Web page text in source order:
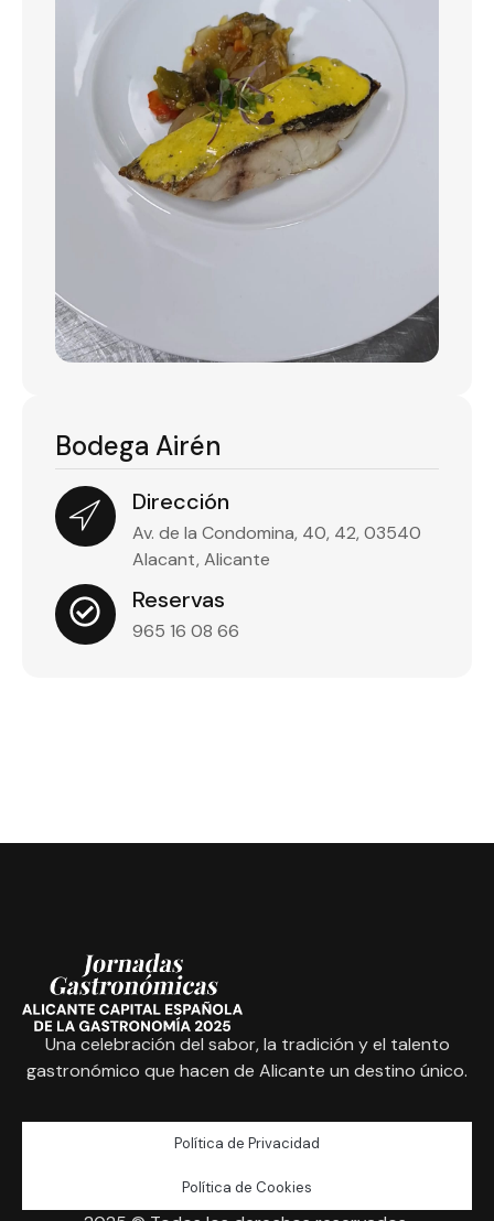
Bodega Airén
Dirección
Av. de la Condomina, 40, 42, 03540
Alacant, Alicante
Reservas
965 16 08 66
Una celebración del sabor, la tradición y el talento
gastronómico que hacen de Alicante un destino único.
Política de Privacidad
Política de Cookies